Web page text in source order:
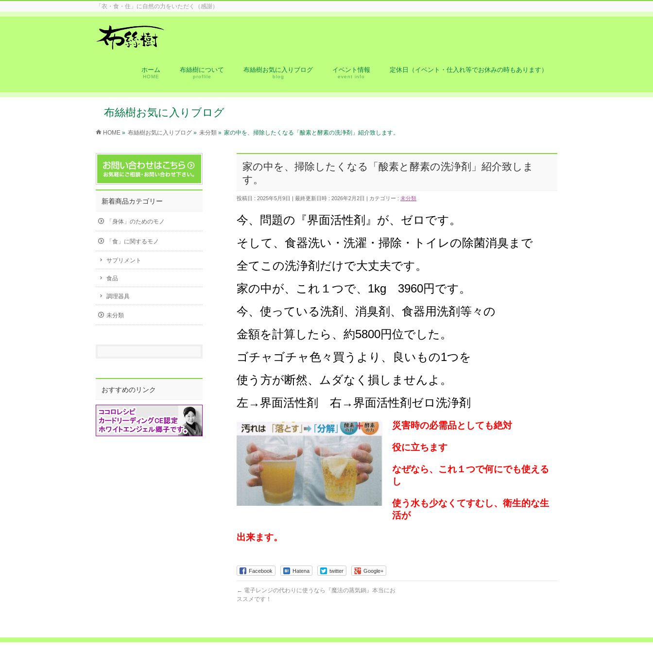
「衣・食・住」に自然の力をいただく（感謝）
ホーム
HOME
布絲樹について
proflile
布絲樹お気に入りブログ
blog
イベント情報
event info
定休日（イベント・仕入れ等でお休みの時もあります）
布絲樹お気に入りブログ
HOME » 布絲樹お気に入りブログ » 未分類 » 家の中を、掃除したくなる「酸素と酵素の洗浄剤」紹介致します。
家の中を、掃除したくなる「酸素と酵素の洗浄剤」紹介致しま
す。
投稿日 : 2025年5月9日 最終更新日時 : 2026年2月2日 カテゴリー : 未分類
今、問題の『界面活性剤』が、ゼロです。
そして、食器洗い・洗濯・掃除・トイレの除菌消臭まで
全てこの洗浄剤だけで大丈夫です。
家の中が、これ１つで、1kg 3960円です。
今、使っている洗剤、消臭剤、食器用洗剤等々の
金額を計算したら、約5800円位でした。
ゴチャゴチャ色々買うより、良いもの1つを
使う方が断然、ムダなく損しませんよ。
左→界面活性剤 右→界面活性剤ゼロ洗浄剤
災害時の必需品としても絶対
役に立ちます
なぜなら、これ１つで何にでも使える
し
使う水も少なくてすむし、衛生的な生
活が
出来ます。
Facebook Hatena twitter Google+
← 電子レンジの代わりに使うなら『魔法の蒸気鍋』本当にお
ススメです！
新着商品カテゴリー
「身体」のためのモノ
「食」に関するモノ
サプリメント
食品
調理器具
未分類
おすすめのリンク